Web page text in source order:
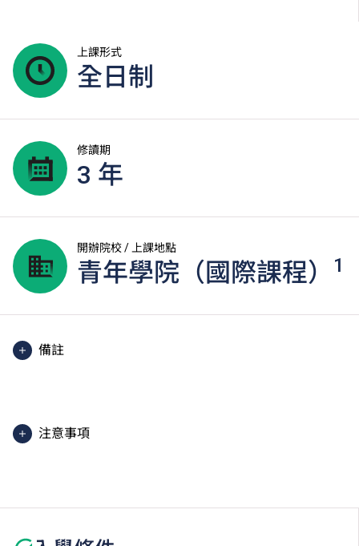
上課形式
全日制
修讀期
3 年
開辦院校 / 上課地點
青年學院（國際課程） 1
備註
注意事項
分校／上課地點。